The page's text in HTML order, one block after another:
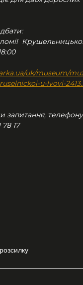
uk/museum/
u-lvovi-
запитання,
17